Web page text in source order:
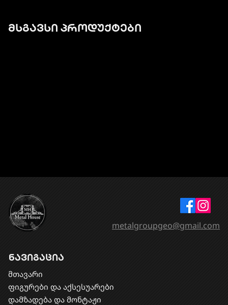
მსგავსი პროდუქტები
ნავიგაცია
მთავარი
ფიგურები და აქსესუარები
დამზადება და მონტაჟი
metalgroupgeo@gmail.com